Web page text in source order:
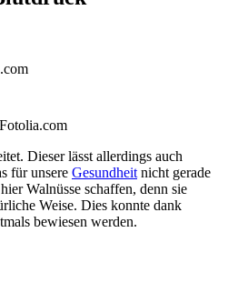
Dieser lässt allerdings auch
für unsere Gesundheit nicht gerade
Walnüsse schaffen, denn sie
Weise. Dies konnte dank
bewiesen werden.